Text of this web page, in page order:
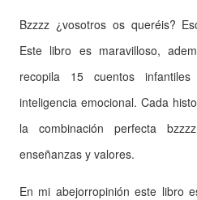
Bzzzz ¿vosotros os queréis?
Este libro es maravilloso,
recopila 15 cuentos
inteligencia emocional. Cada
la combinación perfecta
enseñanzas y valores.
En mi abejorropinión este libro